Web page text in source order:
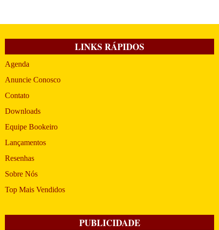
LINKS RÁPIDOS
Agenda
Anuncie Conosco
Contato
Downloads
Equipe Bookeiro
Lançamentos
Resenhas
Sobre Nós
Top Mais Vendidos
PUBLICIDADE